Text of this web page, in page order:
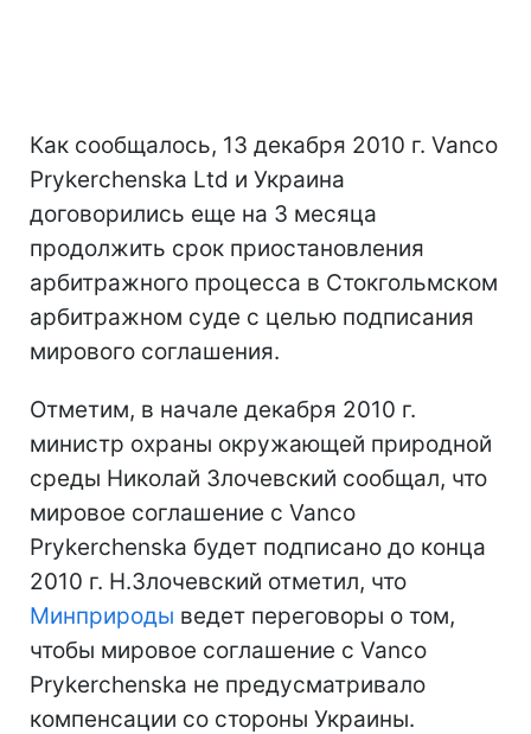
Как сообщалось, 13 декабря 2010 г. Vanco
Prykerchenska Ltd и Украина
договорились еще на 3 месяца
продолжить срок приостановления
арбитражного процесса в Стокгольмском
арбитражном суде с целью подписания
мирового соглашения.
Отметим, в начале декабря 2010 г.
министр охраны окружающей природной
среды Николай Злочевский сообщал, что
мировое соглашение с Vanco
Prykerchenska будет подписано до конца
2010 г. Н.Злочевский отметил, что
Минприроды ведет переговоры о том,
чтобы мировое соглашение с Vanco
Prykerchenska не предусматривало
компенсации со стороны Украины.